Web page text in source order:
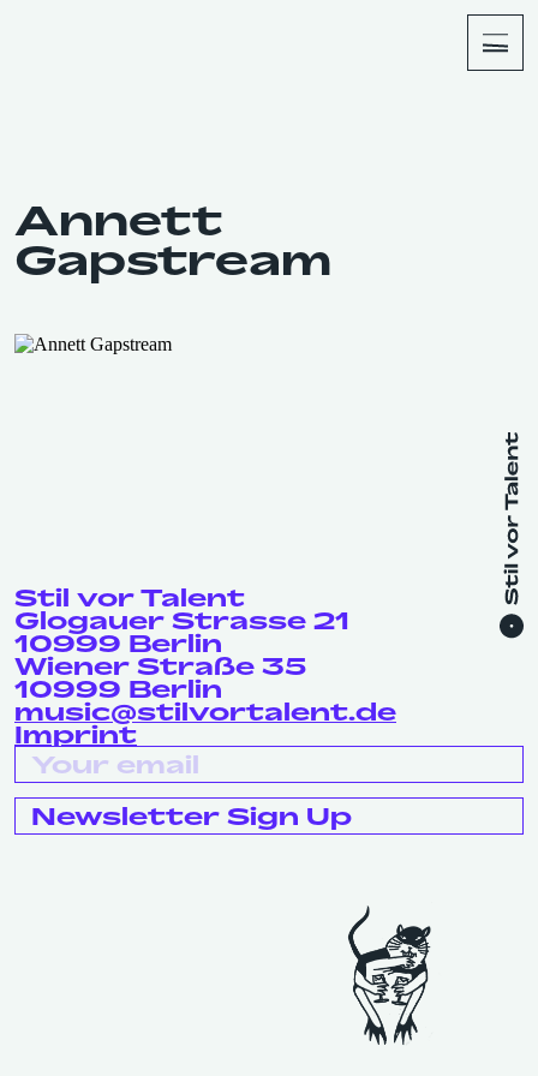
Annett
Gapstream
Stil vor Talent
Glogauer Strasse 21
10999 Berlin
Wiener Straße 35
10999 Berlin
music@stilvortalent.de
Imprint